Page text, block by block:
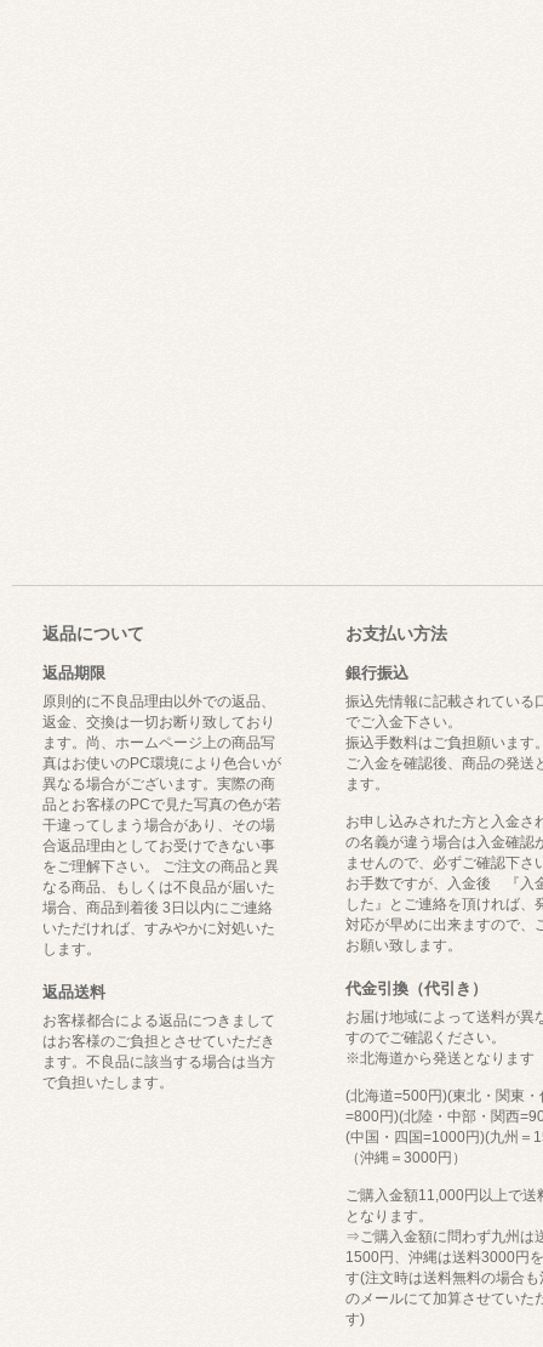
返品について
返品期限
原則的に不良品理由以外での返品、
返金、交換は一切お断り致しており
ます。尚、ホームページ上の商品写
真はお使いのPC環境により色合いが
異なる場合がございます。実際の商
品とお客様のPCで見た写真の色が若
干違ってしまう場合があり、その場
合返品理由としてお受けできない事
をご理解下さい。 ご注文の商品と異
なる商品、もしくは不良品が届いた
場合、商品到着後 3日以内にご連絡
いただければ、すみやかに対処いた
します。
返品送料
お客様都合による返品につきまして
はお客様のご負担とさせていただき
ます。不良品に該当する場合は当方
で負担いたします。
お支払い方法
銀行振込
振込先情報に記載されている
でご入金下さい。
振込手数料はご負担願います
ご入金を確認後、商品の発送
ます。
お申し込みされた方と入金さ
の名義が違う場合は入金確認
ませんので、必ずご確認下さ
お手数ですが、入金後 『入
した』とご連絡を頂ければ、
対応が早めに出来ますので、
お願い致します。
代金引換（代引き）
お届け地域によって送料が異
すのでご確認ください。
※北海道から発送となります
(北海道=500円)(東北・関東・
=800円)(北陸・中部・関西
(中国・四国=1000円)(九州＝
（沖縄＝3000円）
ご購入金額11,000円以上で送
となります。
⇒ご購入金額に問わず九州は
1500円、沖縄は送料3000円
す(注文時は送料無料の場合も
のメールにて加算させていた
す)